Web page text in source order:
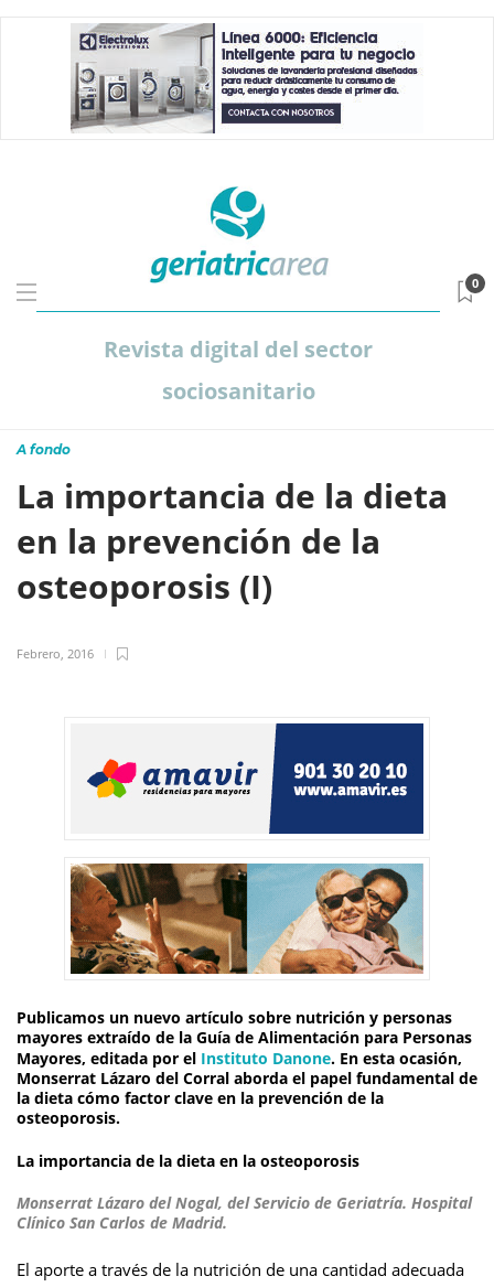
Revista digital del sector
sociosanitario
0
A fondo
La importancia de la dieta
en la prevención de la
osteoporosis (I)
Febrero, 2016
Publicamos un nuevo artículo sobre nutrición y personas
mayores extraído de la Guía de Alimentación para Personas
Mayores, editada por el Instituto Danone. En esta ocasión,
Monserrat Lázaro del Corral aborda el papel fundamental de
la dieta cómo factor clave en la prevención de la
osteoporosis.
La importancia de la dieta en la osteoporosis
Monserrat Lázaro del Nogal, del Servicio de Geriatría. Hospital
Clínico San Carlos de Madrid.
El aporte a través de la nutrición de una cantidad adecuada